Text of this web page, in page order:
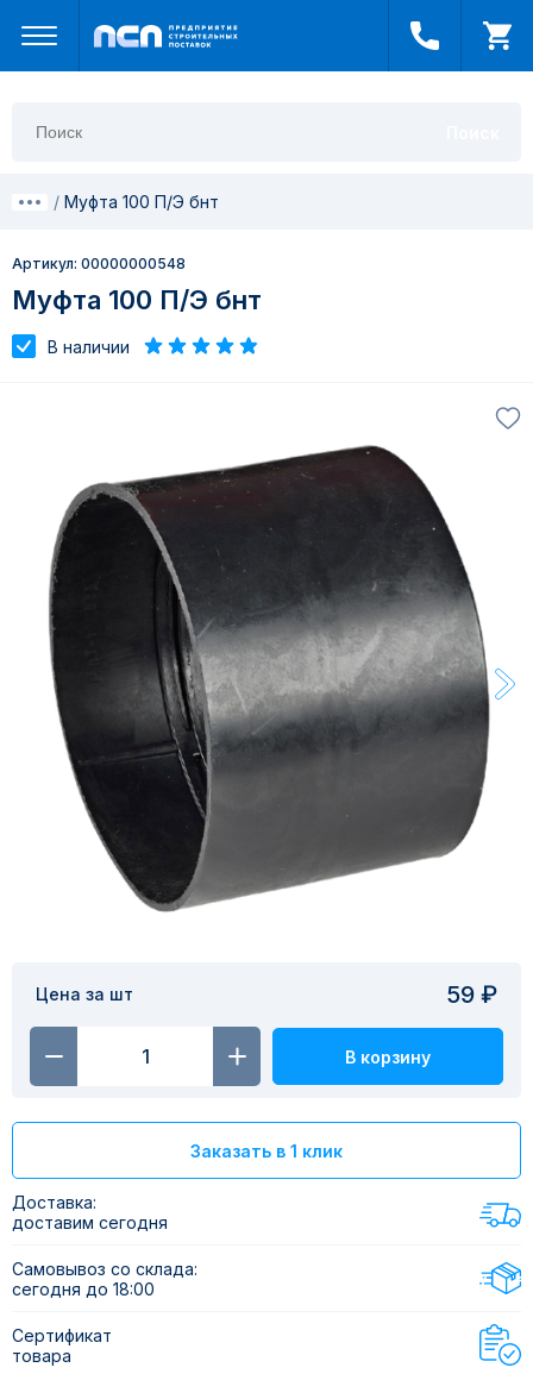
Муфта 100 П/Э бнт
Артикул: 00000000548
Муфта 100 П/Э бнт
В наличии
Цена за шт 59 ₽
В корзину
Заказать в 1 клик
Доставка:
доставим сегодня
Самовывоз со склада:
сегодня до 18:00
Сертификат
товара